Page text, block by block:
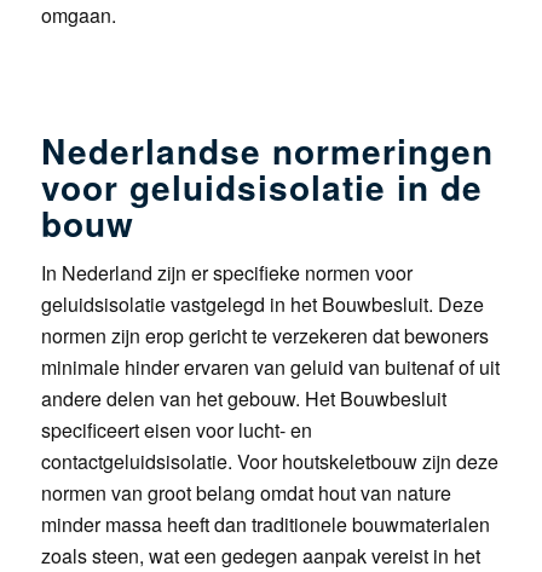
omgaan.
Nederlandse normeringen
voor geluidsisolatie in de
bouw
In Nederland zijn er specifieke normen voor
geluidsisolatie vastgelegd in het Bouwbesluit. Deze
normen zijn erop gericht te verzekeren dat bewoners
minimale hinder ervaren van geluid van buitenaf of uit
andere delen van het gebouw. Het Bouwbesluit
specificeert eisen voor lucht- en
contactgeluidsisolatie. Voor houtskeletbouw zijn deze
normen van groot belang omdat hout van nature
minder massa heeft dan traditionele bouwmaterialen
zoals steen, wat een gedegen aanpak vereist in het